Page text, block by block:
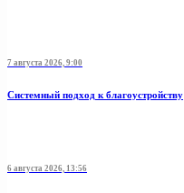
7 августа 2026, 9:00
Системный подход к благоустройству
6 августа 2026, 13:56